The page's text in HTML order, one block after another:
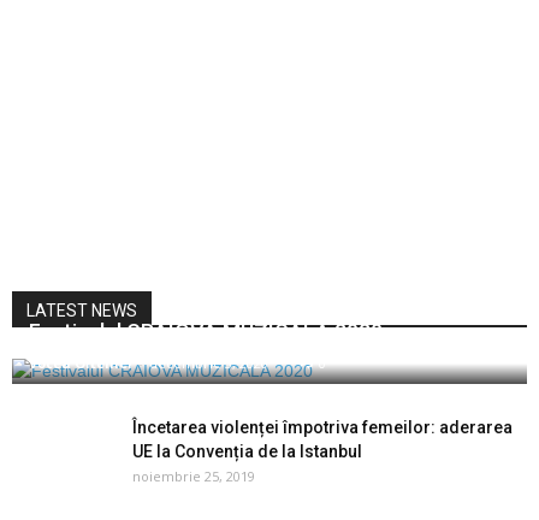
LATEST NEWS
Festivalul CRAIOVA MUZICALĂ 2020
Vocea Olteniei - decembrie 3, 2020 0
Încetarea violenței împotriva femeilor: aderarea
UE la Convenția de la Istanbul
noiembrie 25, 2019